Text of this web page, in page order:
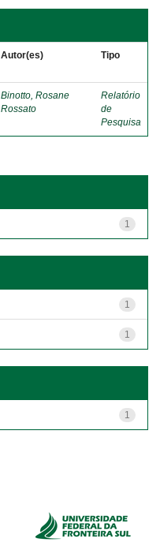
Autor(es) Tipo
Binotto, Rosane
Rossato
Relatório
de
Pesquisa
1
1
1
1